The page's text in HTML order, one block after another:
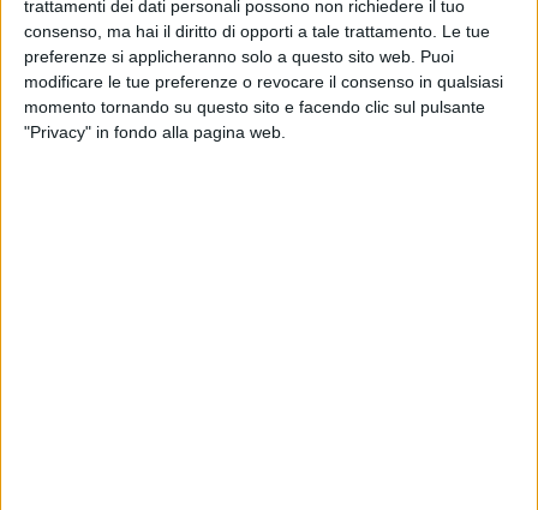
trattamenti dei dati personali possono non richiedere il tuo
consenso, ma hai il diritto di opporti a tale trattamento. Le tue
preferenze si applicheranno solo a questo sito web. Puoi
modificare le tue preferenze o revocare il consenso in qualsiasi
momento tornando su questo sito e facendo clic sul pulsante
"Privacy" in fondo alla pagina web.
rifacimento del tappetino d'usura in conglomerato
bituminoso) e l'Ufficio Tecnico del Traffico sta già
provvedendo al completo rifacimento della segnaletica
orizzontale.